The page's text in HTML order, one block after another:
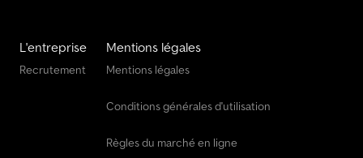
L'entreprise
Recrutement
Mentions légales
Mentions légales
Conditions générales d'utilisation
Règles du marché en ligne